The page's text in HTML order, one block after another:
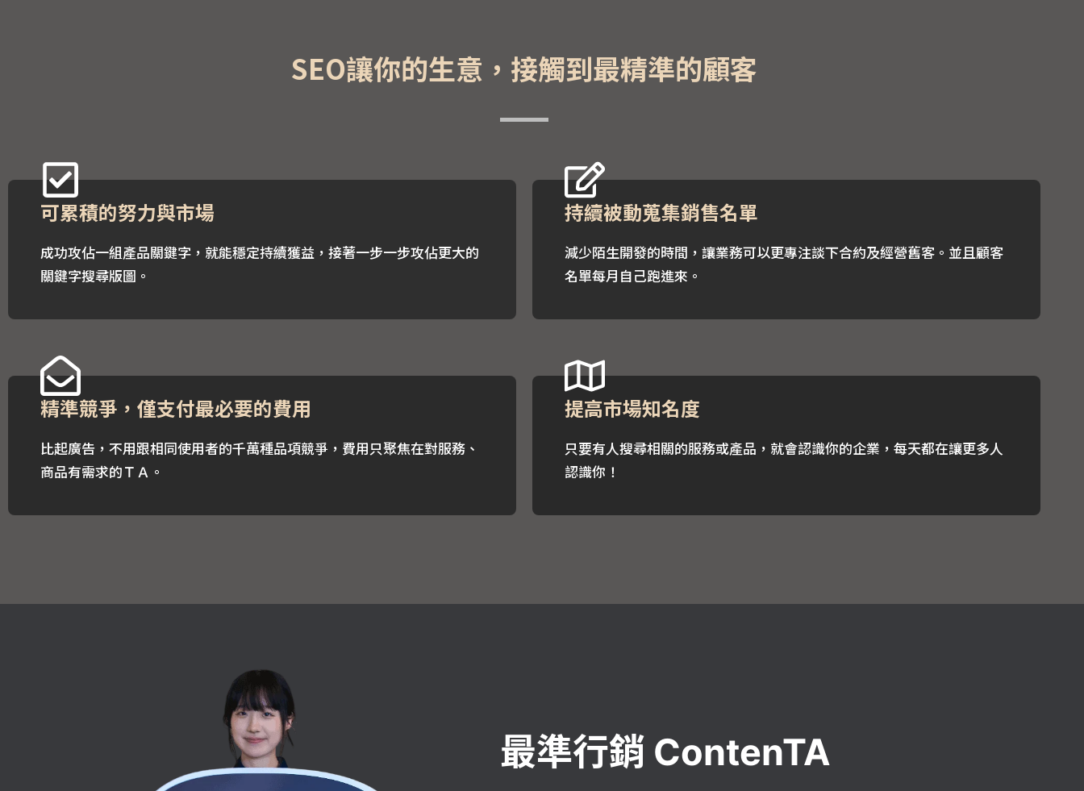
SEO讓你的生意，接觸到最精準的顧客
可累積的努力與市場
成功攻佔一組產品關鍵字，就能穩定持續獲益，接著一步一步攻佔更大的
關鍵字搜尋版圖。
持續被動蒐集銷售名單
減少陌生開發的時間，讓業務可以更專注談下合約及經營舊客。並且顧客
名單每月自己跑進來。
精準競爭，僅支付最必要的費用
比起廣告，不用跟相同使用者的千萬種品項競爭，費用只聚焦在對服務、
商品有需求的ＴＡ。
提高市場知名度
只要有人搜尋相關的服務或產品，就會認識你的企業，每天都在讓更多人
認識你！
最準行銷 ContenTA